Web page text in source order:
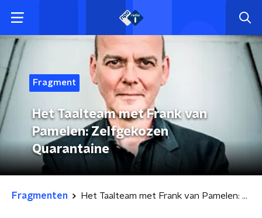
Fragment
Het Taalteam met Frank van
Pamelen: Zelfgekozen
Quarantaine
Fragmenten Het Taalteam met Frank van Pamelen: Zelfgekozen Quarantaine